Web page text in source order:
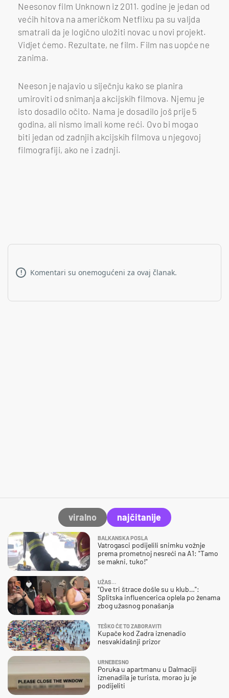
Neesonov film Unknown iz 2011. godine je jedan od
većih hitova na američkom Netflixu pa su valjda
smatrali da je logično uložiti novac u novi projekt.
Vidjet ćemo. Rezultate, ne film. Film nas uopće ne
zanima.
Neeson je najavio u siječnju kako se planira
umiroviti od snimanja akcijskih filmova. Njemu je
isto dosadilo očito. Nama je dosadilo još prije 5
godina, ali nismo imali kome reći. Ovo bi mogao
biti jedan od zadnjih akcijskih filmova u njegovoj
filmografiji, ako ne i zadnji.
! Komentari su onemogućeni za ovaj članak.
viralno najčitanije
BALKANSKA POSLA
Vatrogasci podijelili snimku vožnje
prema prometnoj nesreći na A1: "Tamo
se makni, tuko!"
UŽAS…
"Ove tri štrace došle su u klub…":
Splitska influencerica oplela po ženama
zbog užasnog ponašanja
TEŠKO ĆE TO ZABORAVITI
Kupače kod Zadra iznenadio
nesvakidašnji prizor
URNEBESNO
Poruka u apartmanu u Dalmaciji
iznenadila je turista, morao ju je
podijeliti